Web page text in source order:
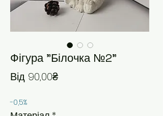
Фігура "Білочка №2"
Від 90,00₴За розпродажем
-0,5%